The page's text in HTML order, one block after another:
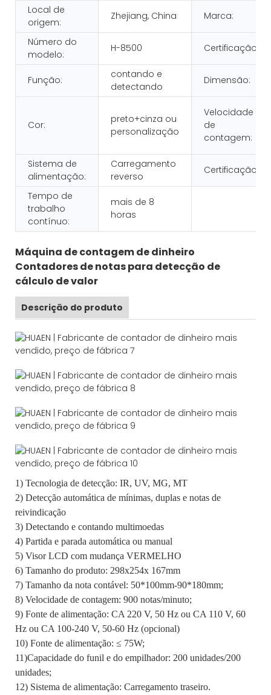
Local de
origem:
Zhejiang, China Marca:
Número do
modelo:
H-8500 Certificação:
Função:
contando e
detectando
Dimensão:
Cor:
preto+cinza ou
personalização
Velocidade
de
contagem:
Sistema de
alimentação:
Carregamento
reverso
Certificação:
Tempo de
trabalho
contínuo:
mais de 8
horas
Máquina de contagem de dinheiro
Contadores de notas para detecção de
cálculo de valor
Descrição do produto
1) Tecnologia de detecção: IR, UV, MG, MT
2) Detecção automática de mínimas, duplas e notas de
reivindicação
3) Detectando e contando multimoedas
4) Partida e parada automática ou manual
5) Visor LCD com mudança VERMELHO
6) Tamanho do produto: 298x254x 167mm
7) Tamanho da nota contável: 50*100mm-90*180mm;
8) Velocidade de contagem: 900 notas/minuto;
9) Fonte de alimentação: CA 220 V, 50 Hz ou CA 110 V, 60
Hz ou CA 100-240 V, 50-60 Hz (opcional)
10) Fonte de alimentação: ≤ 75W;
11)Capacidade do funil e do empilhador: 200 unidades/200
unidades;
12) Sistema de alimentação: Carregamento traseiro.